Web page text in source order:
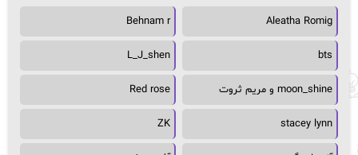
Aleatha Romig
Behnam r
bts
L_J_shen
moon_shine و مریم ثروت Red rose
stacey lynn
ZK